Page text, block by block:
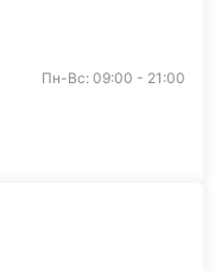
Пн-Вс: 09:00 - 21:00